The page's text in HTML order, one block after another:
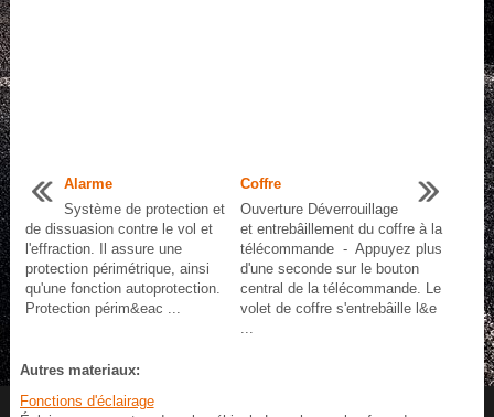
Alarme
Système de protection et
de dissuasion contre le vol et
l'effraction. Il assure une
protection périmétrique, ainsi
qu'une fonction autoprotection.
Protection périm&eac ...
Coffre
Ouverture Déverrouillage
et entrebâillement du coffre à la
télécommande - Appuyez plus
d'une seconde sur le bouton
central de la télécommande. Le
volet de coffre s'entrebâille l&e
...
Autres materiaux:
Fonctions d'éclairage